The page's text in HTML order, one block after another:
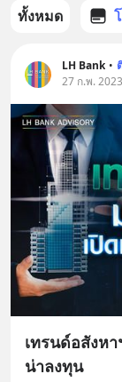
ทั้งหมด
LH Bank •
27 ก.พ.
เทรนด์อสังห
น่าลงทุน